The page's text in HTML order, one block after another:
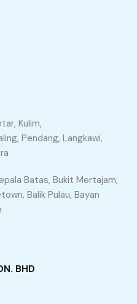
mendapatkan khidmat
lancar, telus, dan
DULU, KLICK
DI BAWAH
dengan KLICK
saya akan
segera.
Kulim,
Pendang, Langkawi,
Batas, Bukit Mertajam,
Balik Pulau, Bayan
BHD